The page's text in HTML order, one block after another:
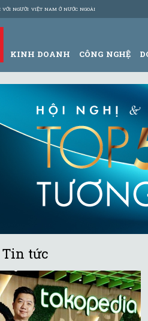
NGƯỜI VIỆT NAM Ở NƯỚC NGOÀI
KINH DOANH CÔNG NGHỆ
Tin tức